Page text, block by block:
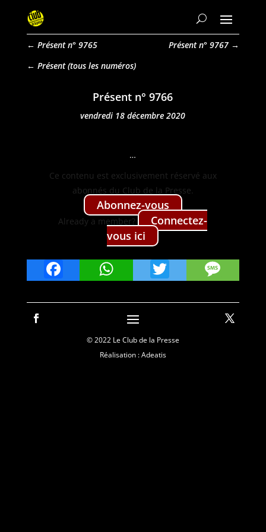
← Présent n° 9765 Présent n° 9767 →
Présent
Présent n° 9766
vendredi 18 décembre 2020
…
Ce con­tenu est exclu­sive­ment réservé aux
abon­nés du Club de la Presse.
Abon­nez-vous
Already a mem­ber?
Con­nectez-
vous ici
FacebookWhatsApp
Twitter
© 2022 Le Club de la Presse
Réalisation : Adeatis